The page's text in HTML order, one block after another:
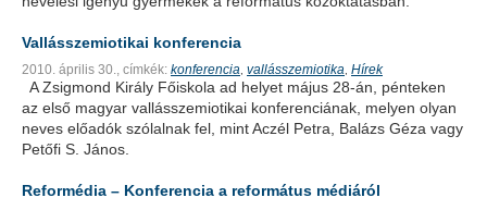
Vallásszemiotikai konferencia
2010. április 30., címkék: konferencia vallásszemiotika Hírek
A Zsigmond Király Főiskola ad helyet május 28-án, pénteken
az első magyar vallásszemiotikai konferenciának, melyen olyan
neves előadók szólalnak fel, mint Aczél Petra, Balázs Géza vagy
Petőfi S. János.
Reformédia – Konferencia a református médiáról